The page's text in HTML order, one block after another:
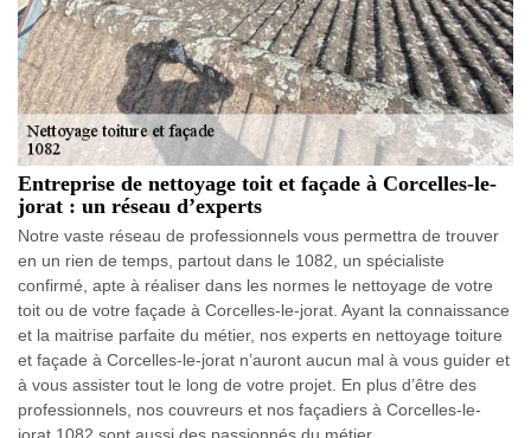
Entreprise de nettoyage toit et façade à Corcelles-le-
jorat : un réseau d’experts
Notre vaste réseau de professionnels vous permettra de trouver
en un rien de temps, partout dans le 1082, un spécialiste
confirmé, apte à réaliser dans les normes le nettoyage de votre
toit ou de votre façade à Corcelles-le-jorat. Ayant la connaissance
et la maitrise parfaite du métier, nos experts en nettoyage toiture
et façade à Corcelles-le-jorat n’auront aucun mal à vous guider et
à vous assister tout le long de votre projet. En plus d’être des
professionnels, nos couvreurs et nos façadiers à Corcelles-le-
jorat 1082 sont aussi des passionnés du métier.